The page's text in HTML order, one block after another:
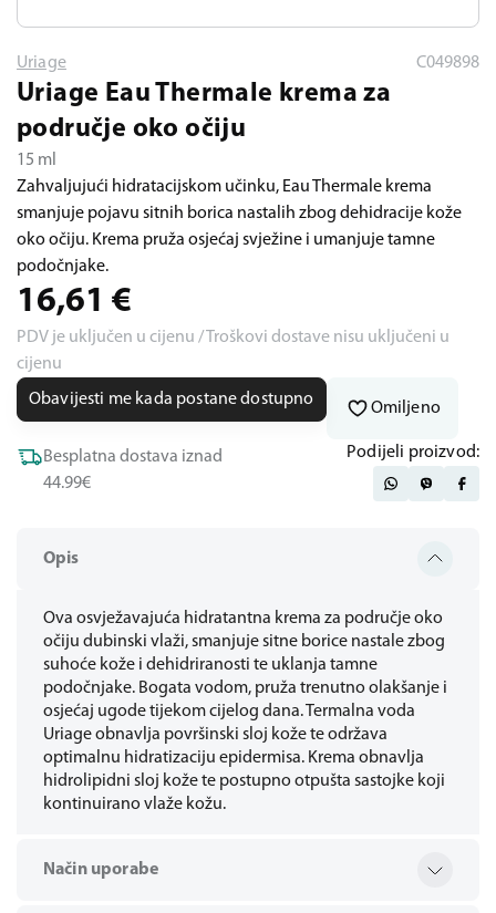
Opis
Ova osvježavajuća hidratantna krema za područje oko
očiju dubinski vlaži, smanjuje sitne borice nastale zbog
suhoće kože i dehidriranosti te uklanja tamne
podočnjake. Bogata vodom, pruža trenutno olakšanje i
osjećaj ugode tijekom cijelog dana. Termalna voda
Uriage obnavlja površinski sloj kože te održava
optimalnu hidratizaciju epidermisa. Krema obnavlja
hidrolipidni sloj kože te postupno otpušta sastojke koji
kontinuirano vlaže kožu.
Način uporabe
Uriage C049898
Uriage Eau Thermale krema za
područje oko očiju
15 ml
Zahvaljujući hidratacijskom učinku, Eau Thermale krema
smanjuje pojavu sitnih borica nastalih zbog dehidracije kože
oko očiju. Krema pruža osjećaj svježine i umanjuje tamne
podočnjake.
16,61 €
PDV je uključen u cijenu / Troškovi dostave nisu uključeni u
cijenu
Obavijesti me kada postane dostupno
Omiljeno
Besplatna dostava iznad
44.99€
Podijeli proizvod: